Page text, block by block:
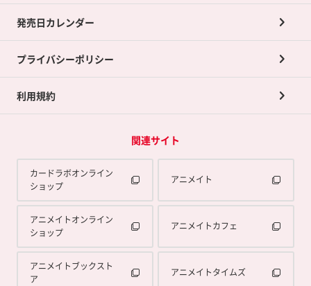
買取承諾書について
ポイント交換景品
発売日カレンダー
プライバシーポリシー
利用規約
関連サイト
カードラボオンライン
ショップ
アニメイト
アニメイトオンライン
ショップ
アニメイトカフェ
アニメイトブックスト
ア
アニメイトタイムズ